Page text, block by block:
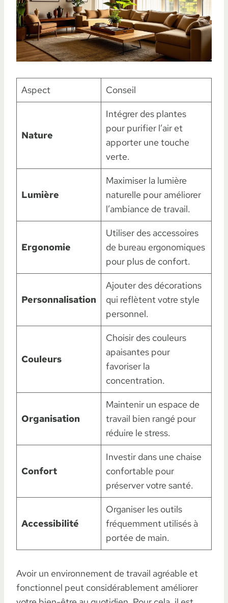
Aspect Conseil
Nature
Intégrer des plantes
pour purifier l’air et
apporter une touche
verte.
Lumière
Maximiser la lumière
naturelle pour améliorer
l’ambiance de travail.
Ergonomie
Utiliser des accessoires
de bureau ergonomiques
pour plus de confort.
Personnalisation
Ajouter des décorations
qui reflètent votre style
personnel.
Couleurs
Choisir des couleurs
apaisantes pour
favoriser la
concentration.
Organisation
Maintenir un espace de
travail bien rangé pour
réduire le stress.
Confort
Investir dans une chaise
confortable pour
préserver votre santé.
Accessibilité
Organiser les outils
fréquemment utilisés à
portée de main.
Avoir un environnement de travail agréable et
fonctionnel peut considérablement améliorer